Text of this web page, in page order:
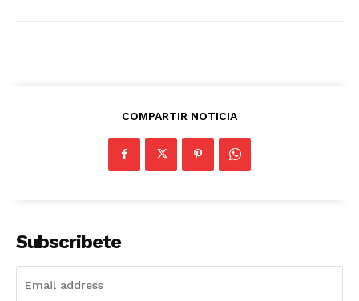
COMPARTIR NOTICIA
Subscribete